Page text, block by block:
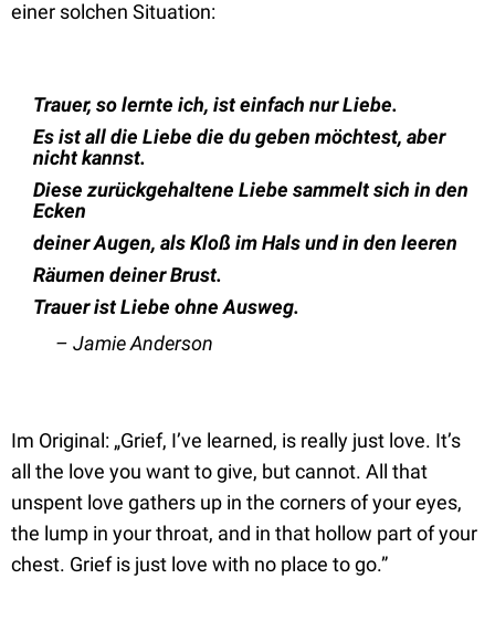
einer solchen Situation:
Trauer, so lernte ich, ist einfach nur Liebe.
Es ist all die Liebe die du geben möchtest, aber
nicht kannst.
Diese zurückgehaltene Liebe sammelt sich in den
Ecken
deiner Augen, als Kloß im Hals und in den leeren
Räumen deiner Brust.
Trauer ist Liebe ohne Ausweg.
– Jamie Anderson
Im Original: „Grief, I’ve learned, is really just love. It’s
all the love you want to give, but cannot. All that
unspent love gathers up in the corners of your eyes,
the lump in your throat, and in that hollow part of your
chest. Grief is just love with no place to go.”